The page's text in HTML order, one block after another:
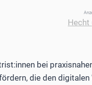
bei
die den